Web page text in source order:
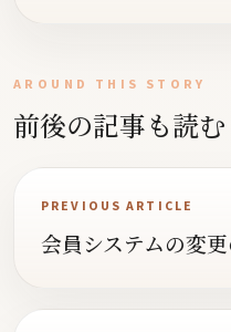
AROUND THIS STORY
前後の記事も読む
PREVIOUS ARTICLE
会員システムの変